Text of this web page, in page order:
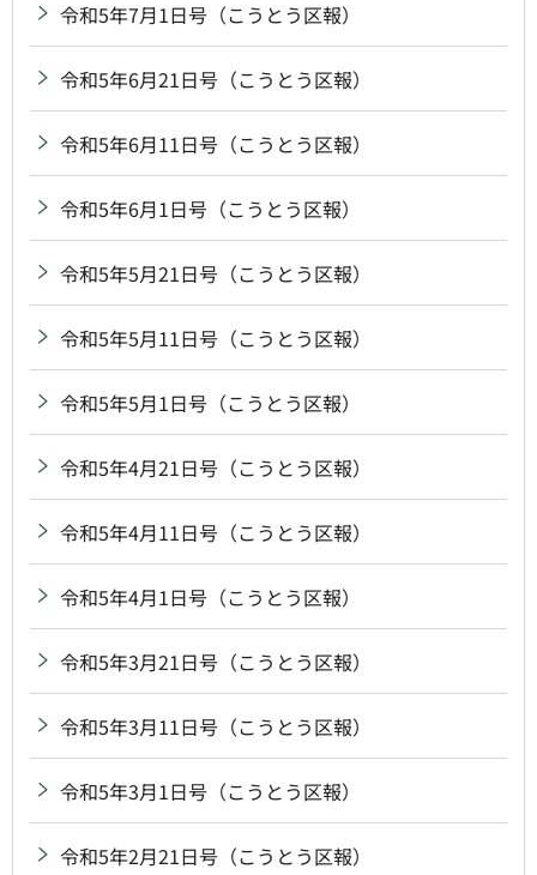
令和5年7月1日号（こうとう区報）
令和5年6月21日号（こうとう区報）
令和5年6月11日号（こうとう区報）
令和5年6月1日号（こうとう区報）
令和5年5月21日号（こうとう区報）
令和5年5月11日号（こうとう区報）
令和5年5月1日号（こうとう区報）
令和5年4月21日号（こうとう区報）
令和5年4月11日号（こうとう区報）
令和5年4月1日号（こうとう区報）
令和5年3月21日号（こうとう区報）
令和5年3月11日号（こうとう区報）
令和5年3月1日号（こうとう区報）
令和5年2月21日号（こうとう区報）